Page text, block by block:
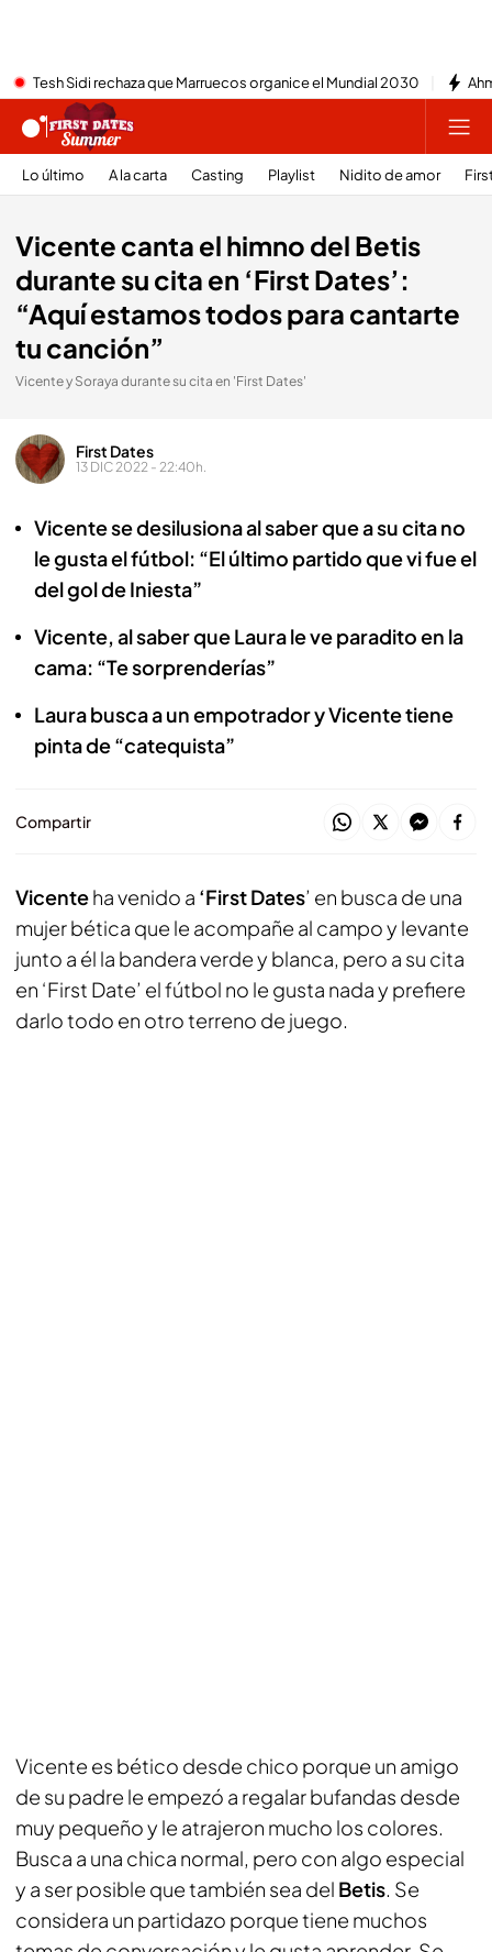
Tesh Sidi rechaza que Marruecos organice el Mundial 2030
Lo último A la carta Casting Playlist Nidito de amor
Vicente canta el himno del Betis
durante su cita en ‘First Dates’:
“Aquí estamos todos para cantarte
tu canción”
Vicente y Soraya durante su cita en 'First Dates'
First Dates
13 DIC 2022 - 22:40h.
Vicente se desilusiona al saber que a su cita no
le gusta el fútbol: “El último partido que vi fue el
del gol de Iniesta”
Vicente, al saber que Laura le ve paradito en la
cama: “Te sorprenderías”
Laura busca a un empotrador y Vicente tiene
pinta de “catequista”
Compartir
Vicenteha venido a ‘First Dates’ en busca de una
mujer bética que le acompañe al campo y levante
junto a él la bandera verde y blanca, pero a su cita
en ‘First Date’ el fútbol no le gusta nada y prefiere
darlo todo en otro terreno de juego.
Vicente es bético desde chico porque un amigo
de su padre le empezó a regalar bufandas desde
muy pequeño y le atrajeron mucho los colores.
Busca a una chica normal, pero con algo especial
y a ser posible que también sea del Betis. Se
considera un partidazo porque tiene muchos